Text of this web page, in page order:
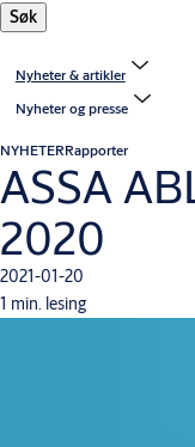
Søk
Nyheter & artikler
Nyheter og presse
NYHETERRapporter
ASSA
2020
2021-01-20
1 min. lesing